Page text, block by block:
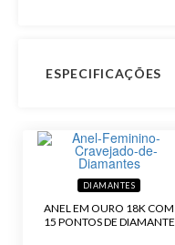
ESPECIFICAÇÕES
Garantia de
Fabricação
Material
DIAMANTES
ANEL EM OURO 18K COM
15 PONTOS DE DIAMANTE